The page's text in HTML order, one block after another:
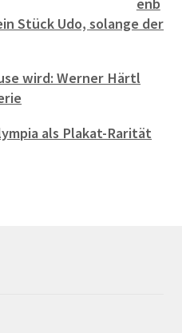
enb
Stück Udo, solange der
wird: Werner Härtl
als Plakat-Rarität